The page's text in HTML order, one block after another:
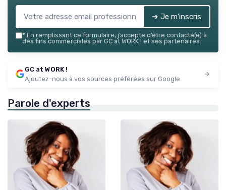
➔ Je m'inscris
* En remplissant ce formulaire, j’accepte d’être contacté(e) à
des fins commerciales par GC at WORK ! et ses partenaires.
GC at WORK !
Ajoutez-nous à vos sources préférées sur Google
Parole d'experts